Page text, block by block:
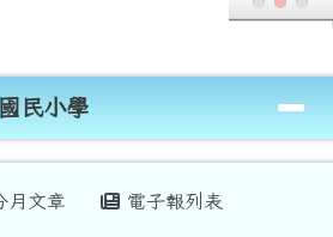
勢國民小學
民小學
月文章 電子報列表